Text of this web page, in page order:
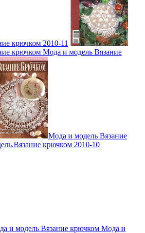
крючком 2010-11
крючком Мода и модель Вязание
Мода и модель Вязание
крючком 2010-10
и модель Вязание крючком Мода и